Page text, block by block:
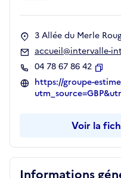
Informations
3 Allée du Merle
accueil@intervalle-
04 78 67 86 42
https://groupe-
Voir la